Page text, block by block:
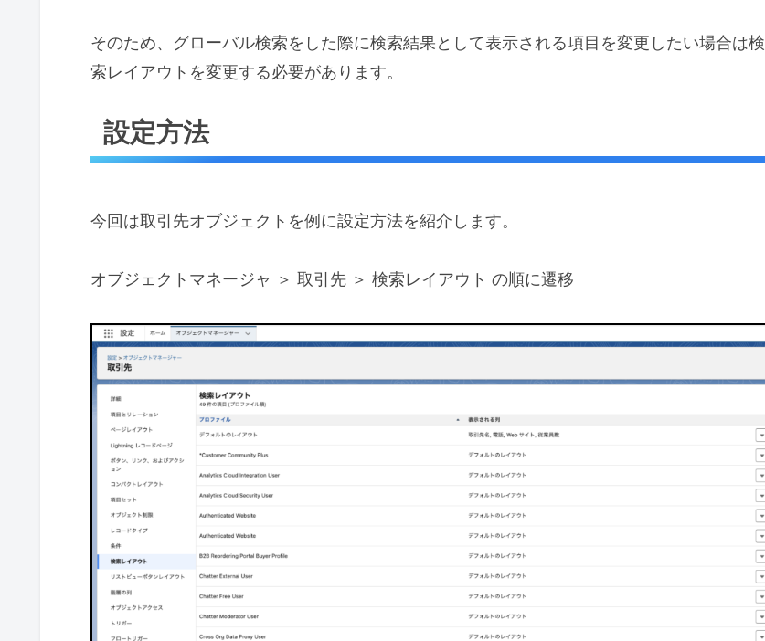
そのため、グローバル検索をした際に検索結果として表示される項目を変更したい場合は検
索レイアウトを変更する必要があります。
設定方法
今回は取引先オブジェクトを例に設定方法を紹介します。
オブジェクトマネージャ ＞ 取引先 ＞ 検索レイアウト の順に遷移